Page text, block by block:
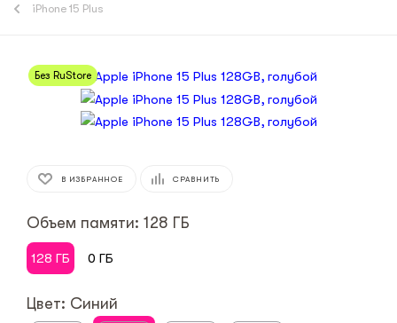
iPhone 15 Plus
Без RuStore
В ИЗБРАННОЕ СРАВНИТЬ
Объем памяти: 128 ГБ
128 ГБ 0 ГБ
Цвет: Синий